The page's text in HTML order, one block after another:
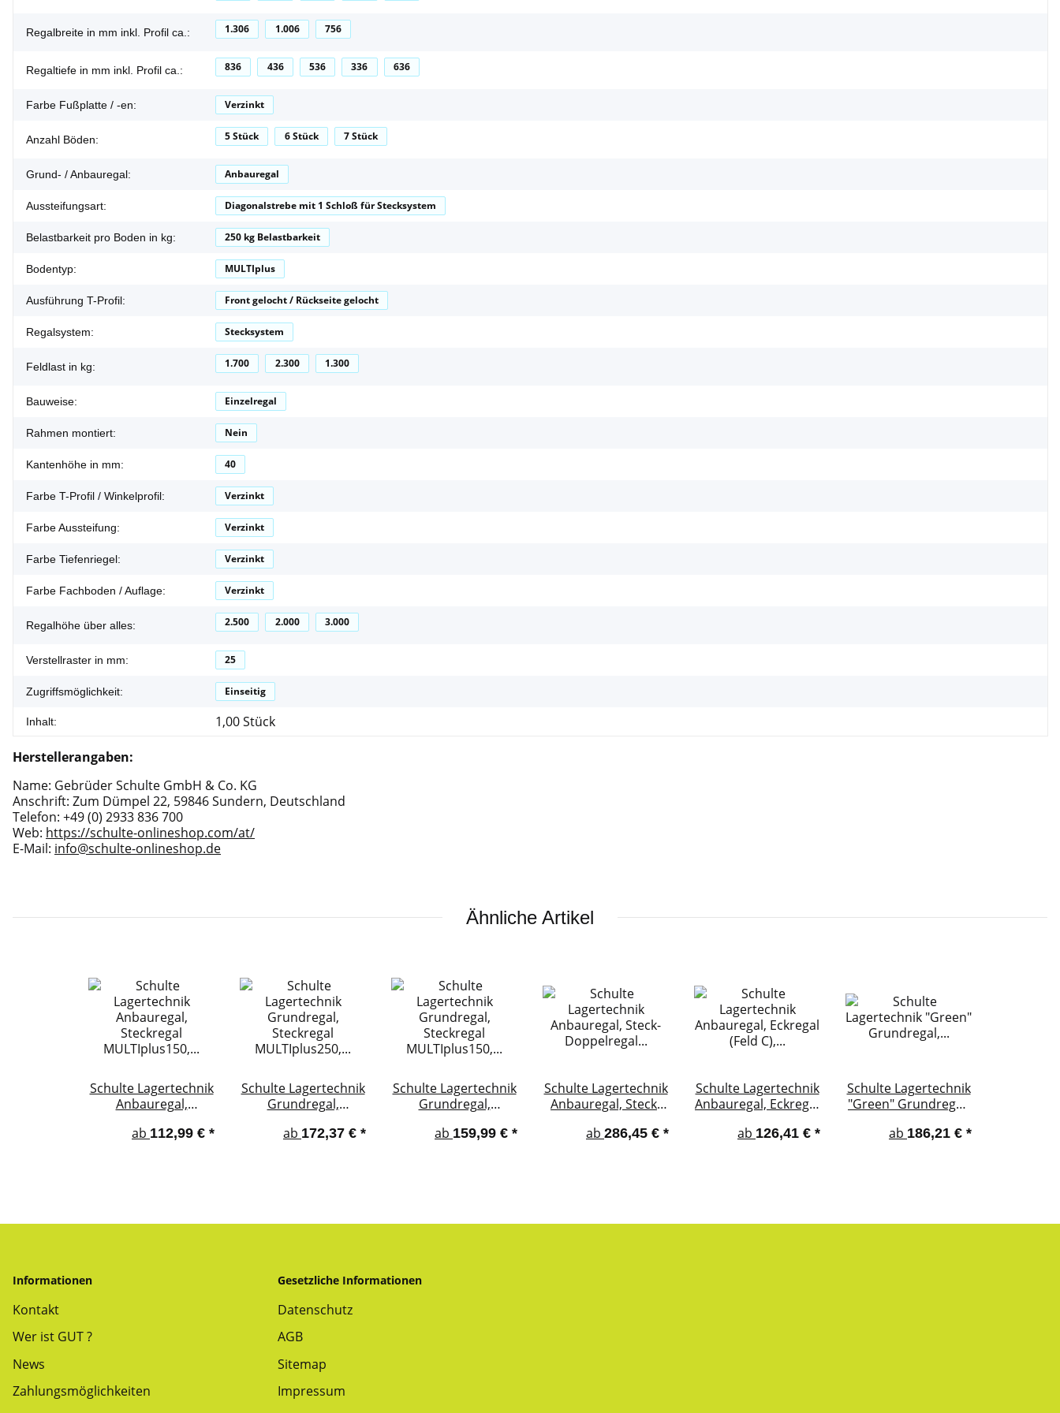
Regalbreite in mm inkl. Profil ca.: 1.306 1.006 756
Regaltiefe in mm inkl. Profil ca.: 836 436 536 336 636
Farbe Fußplatte / -en: Verzinkt
Anzahl Böden: 5 Stück 6 Stück 7 Stück
Grund- / Anbauregal: Anbauregal
Aussteifungsart: Diagonalstrebe mit 1 Schloß für Stecksystem
Belastbarkeit pro Boden in kg: 250 kg Belastbarkeit
Bodentyp: MULTIplus
Ausführung T-Profil: Front gelocht / Rückseite gelocht
Regalsystem: Stecksystem
Feldlast in kg: 1.700 2.300 1.300
Bauweise: Einzelregal
Rahmen montiert: Nein
Kantenhöhe in mm: 40
Farbe T-Profil / Winkelprofil: Verzinkt
Farbe Aussteifung: Verzinkt
Farbe Tiefenriegel: Verzinkt
Farbe Fachboden / Auflage: Verzinkt
Regalhöhe über alles: 2.500 2.000 3.000
Verstellraster in mm: 25
Zugriffsmöglichkeit: Einseitig
Inhalt: 1,00 Stück
Herstellerangaben:
Name: Gebrüder Schulte GmbH & Co. KG
Anschrift: Zum Dümpel 22, 59846 Sundern, Deutschland
Telefon: +49 (0) 2933 836 700
Web: https://schulte-onlineshop.com/at/
E-Mail: info@schulte-onlineshop.de
Ähnliche Artikel
Schulte Lagertechnik
Anbauregal,
MULTIplus150,
ab 112,99 € *
Schulte Lagertechnik
Grundregal,
MULTIplus250,
ab 172,37 € *
Schulte Lagertechnik
Grundregal,
MULTIplus150,
ab 159,99 € *
Schulte Lagertechnik
Anbauregal, Steck-
MULTIplus150,
ab 286,45 € *
Schulte Lagertechnik
Anbauregal, Eckregal
verzinkt
ab 126,41 € *
Schulte Lagertechnik
"Green" Grundregal,
MULTIplus150, 4
ab 186,21 € *
Informationen
Kontakt
Wer ist GUT ?
News
Zahlungsmöglichkeiten
Gesetzliche Informationen
Datenschutz
AGB
Sitemap
Impressum